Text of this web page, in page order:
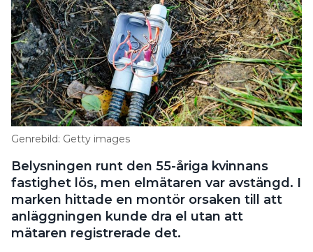
Genrebild: Getty images
Belysningen runt den 55-åriga kvinnans
fastighet lös, men elmätaren var avstängd. I
marken hittade en montör orsaken till att
anläggningen kunde dra el utan att
mätaren registrerade det.